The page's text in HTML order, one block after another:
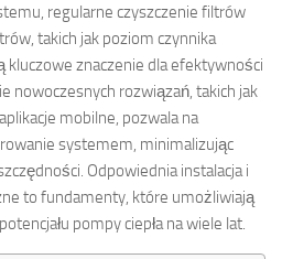
regularne czyszczenie filtrów
takich jak poziom czynnika
kluczowe znaczenie dla efektywności
nowoczesnych rozwiązań, takich jak
mobilne, pozwala na
systemem, minimalizując
Odpowiednia instalacja i
to fundamenty, które umożliwiają
pompy ciepła na wiele lat.